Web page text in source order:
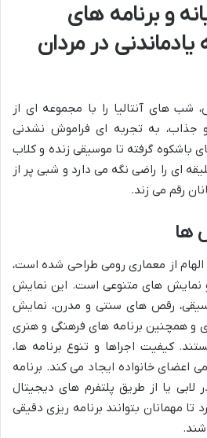
و برنامه های
در مردان
شب های آنتالیا را با مجموعه ای از
جذاب، به تجربه ای فراموش نشدنی
باشکوه گرفته تا موسیقی زنده و کلاب
ای را راضی نگه می دارد و شبی پر از
رقم می زند.
ها
الهام از معماری رومی طراحی شده است،
نمایش های متنوعی است. این نمایش
رقص های سنتی و مدرن، نمایش
و همچنین برنامه های فرهنگی و هنری
کیفیت اجراها و تنوع برنامه ها،
اعضای خانواده ایجاد می کند. برنامه
یا از طریق پلتفرم های دیجیتال
مهمانان بتوانند برنامه ریزی دقیقی